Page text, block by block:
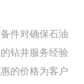
件对确保石油
钻井服务经验
的价格为客户